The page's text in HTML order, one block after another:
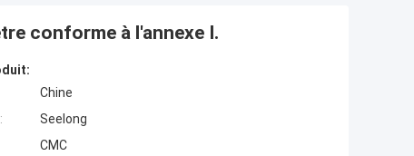
conforme à l'annexe I.
Chine
Seelong
CMC